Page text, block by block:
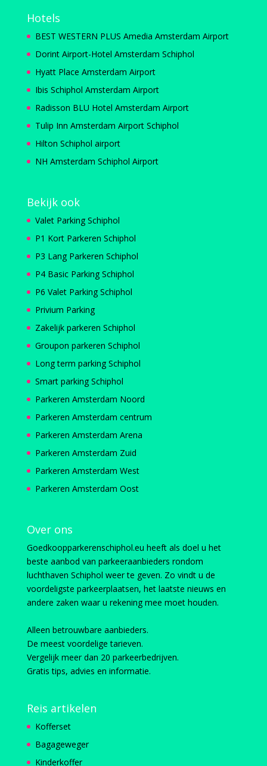
Hotels
BEST WESTERN PLUS Amedia Amsterdam Airport
Dorint Airport-Hotel Amsterdam Schiphol
Hyatt Place Amsterdam Airport
Ibis Schiphol Amsterdam Airport
Radisson BLU Hotel Amsterdam Airport
Tulip Inn Amsterdam Airport Schiphol
Hilton Schiphol airport
NH Amsterdam Schiphol Airport
Bekijk ook
Valet Parking Schiphol
P1 Kort Parkeren Schiphol
P3 Lang Parkeren Schiphol
P4 Basic Parking Schiphol
P6 Valet Parking Schiphol
Privium Parking
Zakelijk parkeren Schiphol
Groupon parkeren Schiphol
Long term parking Schiphol
Smart parking Schiphol
Parkeren Amsterdam Noord
Parkeren Amsterdam centrum
Parkeren Amsterdam Arena
Parkeren Amsterdam Zuid
Parkeren Amsterdam West
Parkeren Amsterdam Oost
Over ons
Goedkoopparkerenschiphol.eu heeft als doel u het
beste aanbod van parkeeraanbieders rondom
luchthaven Schiphol weer te geven. Zo vindt u de
voordeligste parkeerplaatsen, het laatste nieuws en
andere zaken waar u rekening mee moet houden.
Alleen betrouwbare aanbieders.
De meest voordelige tarieven.
Vergelijk meer dan 20 parkeerbedrijven.
Gratis tips, advies en informatie.
Reis artikelen
Kofferset
Bagageweger
Kinderkoffer